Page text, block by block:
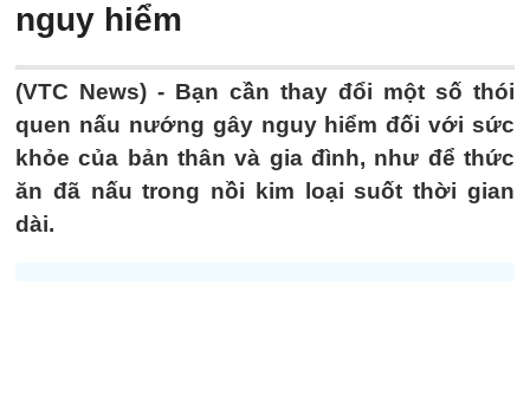
nguy hiểm
(VTC News) - Bạn cần thay đổi một số thói
quen nấu nướng gây nguy hiểm đối với sức
khỏe của bản thân và gia đình, như để thức
ăn đã nấu trong nồi kim loại suốt thời gian
dài.